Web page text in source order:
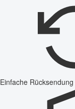
Einfache Rücksendung